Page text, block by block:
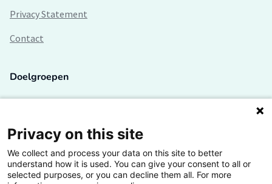
Privacy Statement
Contact
Doelgroepen
Lectoren en onderzoekers
Bedrijven
Hogescholen
Privacy on this site
We collect and process your data on this site to better
understand how it is used. You can give your consent to all or
selected purposes, or you can decline them all. For more